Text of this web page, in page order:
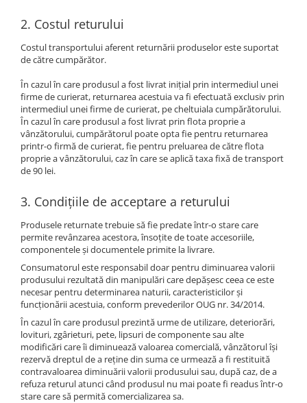
2. Costul returului
Costul transportului aferent returnării produselor este suportat
de către cumpărător.
În cazul în care produsul a fost livrat inițial prin intermediul unei
firme de curierat, returnarea acestuia va fi efectuată exclusiv prin
intermediul unei firme de curierat, pe cheltuiala cumpărătorului.
În cazul în care produsul a fost livrat prin flota proprie a
vânzătorului, cumpărătorul poate opta fie pentru returnarea
printr-o firmă de curierat, fie pentru preluarea de către flota
proprie a vânzătorului, caz în care se aplică taxa fixă de transport
de 90 lei.
3. Condițiile de acceptare a returului
Produsele returnate trebuie să fie predate într-o stare care
permite revânzarea acestora, însoțite de toate accesoriile,
componentele și documentele primite la livrare.
Consumatorul este responsabil doar pentru diminuarea valorii
produsului rezultată din manipulări care depășesc ceea ce este
necesar pentru determinarea naturii, caracteristicilor și
funcționării acestuia, conform prevederilor OUG nr. 34/2014.
În cazul în care produsul prezintă urme de utilizare, deteriorări,
lovituri, zgârieturi, pete, lipsuri de componente sau alte
modificări care îi diminuează valoarea comercială, vânzătorul își
rezervă dreptul de a reține din suma ce urmează a fi restituită
contravaloarea diminuării valorii produsului sau, după caz, de a
refuza returul atunci când produsul nu mai poate fi readus într-o
stare care să permită comercializarea sa.